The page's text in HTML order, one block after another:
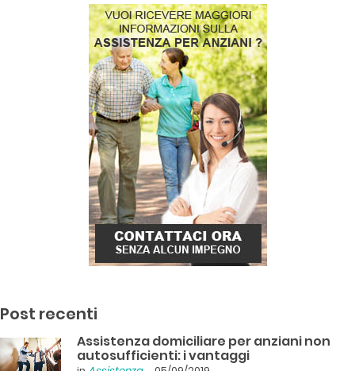
Post recenti
Assistenza domiciliare per anziani non
autosufficienti: i vantaggi